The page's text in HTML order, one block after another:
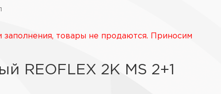
товары не продаются. Приносим
REOFLEX 2K MS 2+1